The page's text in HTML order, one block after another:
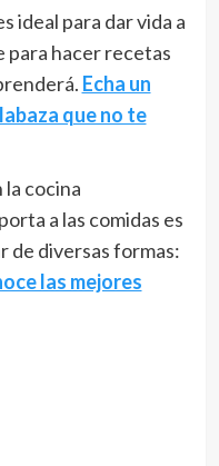
ideal para dar vida a
para hacer recetas
Echa un
que no te
la cocina
a las comidas es
de diversas formas:
las mejores